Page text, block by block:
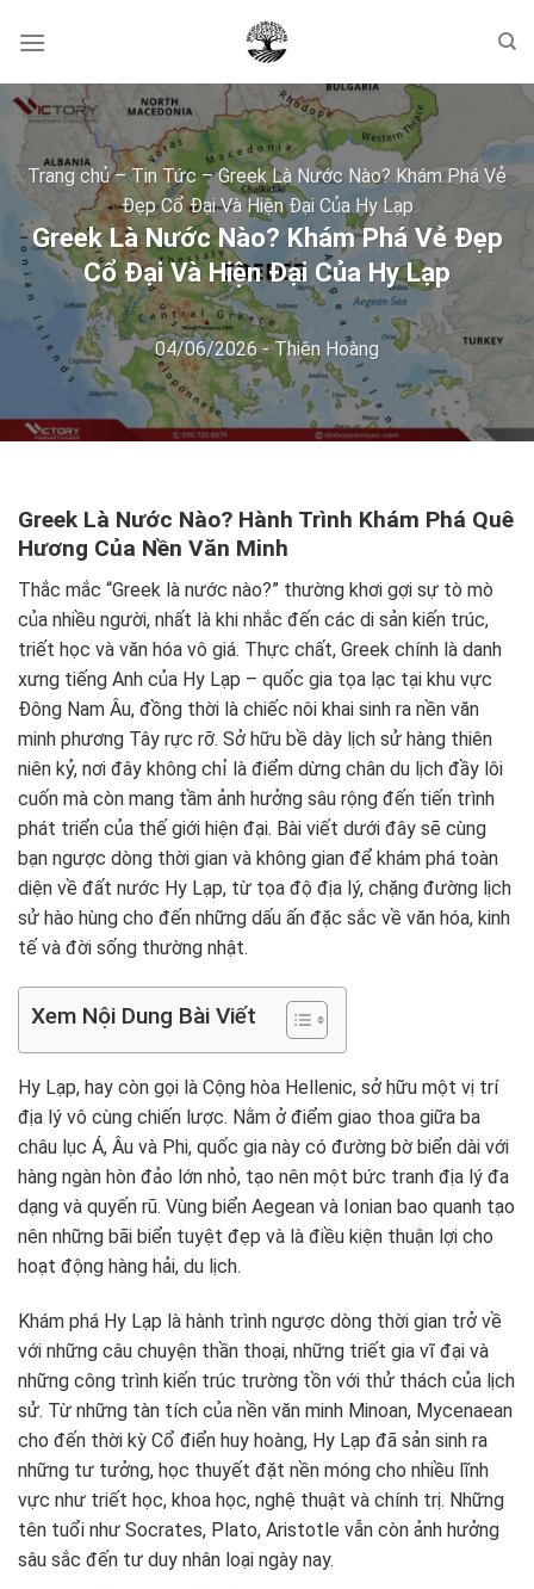
Trang chủ–Tin Tức–Greek Là Nước Nào? Khám Phá Vẻ
Đẹp Cổ Đại Và Hiện Đại Của Hy Lạp
Greek Là Nước Nào? Khám Phá Vẻ Đẹp
Cổ Đại Và Hiện Đại Của Hy Lạp
04/06/2026-Thiên Hoàng
Greek Là Nước Nào? Hành Trình Khám Phá Quê
Hương Của Nền Văn Minh
Thắc mắc “Greek là nước nào?” thường khơi gợi sự tò mò
của nhiều người, nhất là khi nhắc đến các di sản kiến trúc,
triết học và văn hóa vô giá. Thực chất, Greek chính là danh
xưng tiếng Anh của Hy Lạp – quốc gia tọa lạc tại khu vực
Đông Nam Âu, đồng thời là chiếc nôi khai sinh ra nền văn
minh phương Tây rực rỡ. Sở hữu bề dày lịch sử hàng thiên
niên kỷ, nơi đây không chỉ là điểm dừng chân du lịch đầy lôi
cuốn mà còn mang tầm ảnh hưởng sâu rộng đến tiến trình
phát triển của thế giới hiện đại. Bài viết dưới đây sẽ cùng
bạn ngược dòng thời gian và không gian để khám phá toàn
diện về đất nước Hy Lạp, từ tọa độ địa lý, chặng đường lịch
sử hào hùng cho đến những dấu ấn đặc sắc về văn hóa, kinh
tế và đời sống thường nhật.
Xem Nội Dung Bài Viết
Hy Lạp, hay còn gọi là Cộng hòa Hellenic, sở hữu một vị trí
địa lý vô cùng chiến lược. Nằm ở điểm giao thoa giữa ba
châu lục Á, Âu và Phi, quốc gia này có đường bờ biển dài với
hàng ngàn hòn đảo lớn nhỏ, tạo nên một bức tranh địa lý đa
dạng và quyến rũ. Vùng biển Aegean và Ionian bao quanh tạo
nên những bãi biển tuyệt đẹp và là điều kiện thuận lợi cho
hoạt động hàng hải, du lịch.
Khám phá Hy Lạp là hành trình ngược dòng thời gian trở về
với những câu chuyện thần thoại, những triết gia vĩ đại và
những công trình kiến trúc trường tồn với thử thách của lịch
sử. Từ những tàn tích của nền văn minh Minoan, Mycenaean
cho đến thời kỳ Cổ điển huy hoàng, Hy Lạp đã sản sinh ra
những tư tưởng, học thuyết đặt nền móng cho nhiều lĩnh
vực như triết học, khoa học, nghệ thuật và chính trị. Những
tên tuổi như Socrates, Plato, Aristotle vẫn còn ảnh hưởng
sâu sắc đến tư duy nhân loại ngày nay.